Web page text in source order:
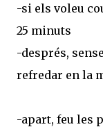
-si els voleu
25 minuts
-després,
refredar en la
-apart, feu les